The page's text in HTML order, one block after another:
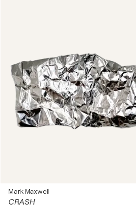
Mark Maxwell
CRASH